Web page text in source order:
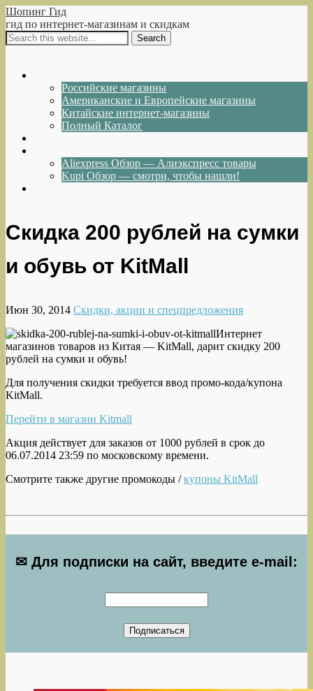
Шопинг Гид
гид по интернет-магазинам и скидкам
Российские магазины
Американские и Европейские магазины
Китайские интернет-магазины
Полный Каталог
Aliexpress Обзор — Алиэкспресс товары
Kupi Обзор — смотри, чтобы нашли!
Скидка 200 рублей на сумки
и обувь от KitMall
Июн 30, 2014 Скидки, акции и спецпредложения
Интернет
магазинов товаров из Китая — KitMall, дарит скидку 200
рублей на сумки и обувь!
Для получения скидки требуется ввод промо-кода/купона
KitMall.
Перейти в магазин Kitmall
Акция действует для заказов от 1000 рублей в срок до
06.07.2014 23:59 по московскому времени.
Смотрите также другие промокоды /купоны KitMall
✉ Для подписки на сайт, введите e-mail: